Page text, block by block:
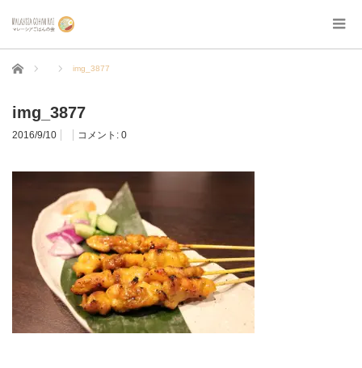
ホーム img_3877
img_3877
2016/9/10 コメント: 0